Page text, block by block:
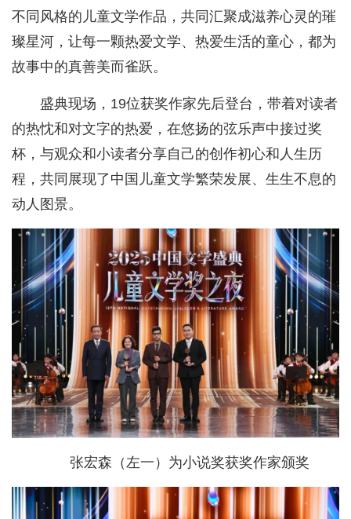
不同风格的儿童文学作品，共同汇聚成滋养心灵的璀
璨星河，让每一颗热爱文学、热爱生活的童心，都为
故事中的真善美而雀跃。
盛典现场，19位获奖作家先后登台，带着对读者
的热忱和对文字的热爱，在悠扬的弦乐声中接过奖
杯，与观众和小读者分享自己的创作初心和人生历
程，共同展现了中国儿童文学繁荣发展、生生不息的
动人图景。
张宏森（左一）为小说奖获奖作家颁奖